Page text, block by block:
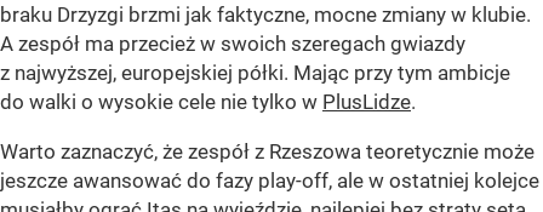
braku Drzyzgi brzmi jak faktyczne, mocne zmiany w klubie.
A zespół ma przecież w swoich szeregach gwiazdy
z najwyższej, europejskiej półki. Mając przy tym ambicje
do walki o wysokie cele nie tylko w PlusLidze.
Warto zaznaczyć, że zespół z Rzeszowa teoretycznie może
jeszcze awansować do fazy play-off, ale w ostatniej kolejce